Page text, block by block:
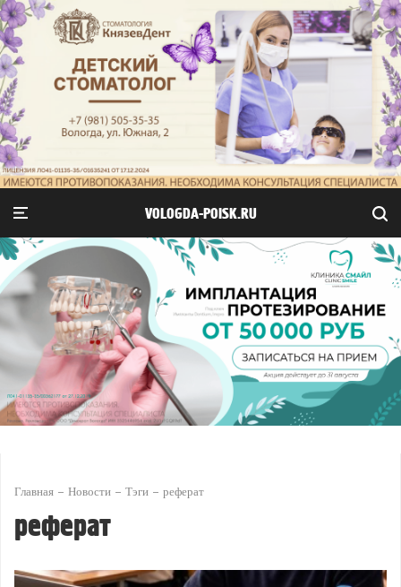
VOLOGDA-POISK.RU
Главная Новости Тэги реферат
реферат